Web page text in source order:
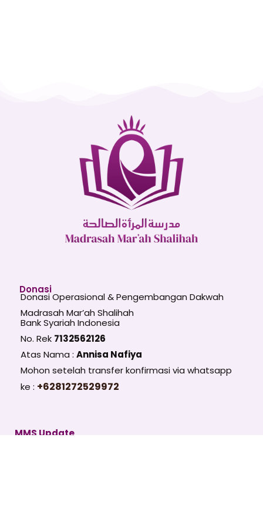
Donasi
Donasi Operasional & Pengembangan Dakwah
Madrasah Mar’ah Shalihah
Bank Syariah Indonesia
No. Rek 7132562126
Atas Nama : Annisa Nafiya
Mohon setelah transfer konfirmasi via whatsapp
ke : +6281272529972
MMS Update